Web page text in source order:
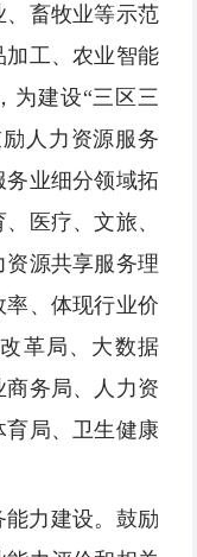
畜牧业等示范
加工、农业智能
为建设“三区三
人力资源服务
业细分领域拓
医疗、文旅、
源共享服务理
、体现行业价
革局、大数据
务局、人力资
局、卫生健康
能力建设。鼓励